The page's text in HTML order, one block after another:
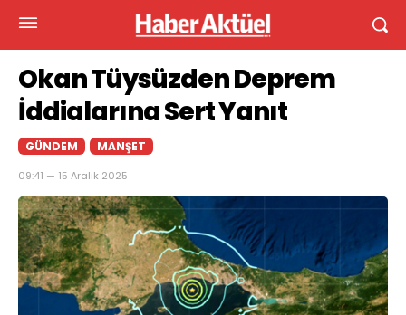
Okan Tüysüzden Deprem
İddialarına Sert Yanıt
GÜNDEM MANŞET
09:41 — 15 Aralık 2025